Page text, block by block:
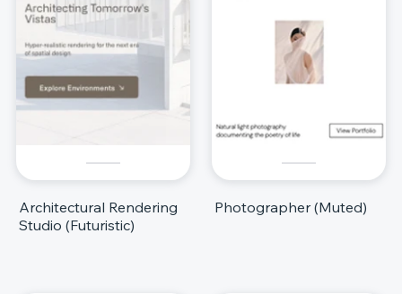
Architectural Rendering
Studio (Futuristic)
Photographer (Muted)